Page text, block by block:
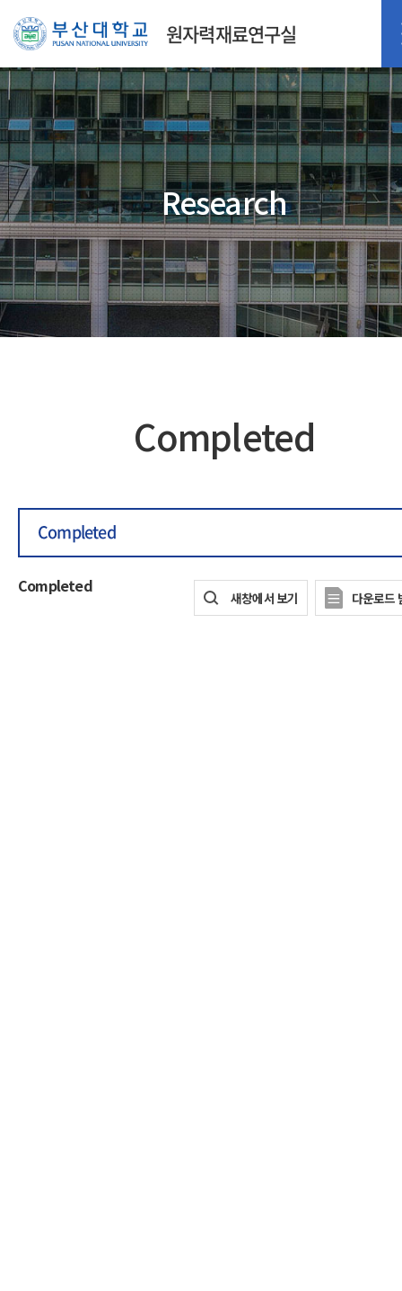
원자력재료연구실
Research
Completed
Completed
Completed
새창에서 보기 다운로드